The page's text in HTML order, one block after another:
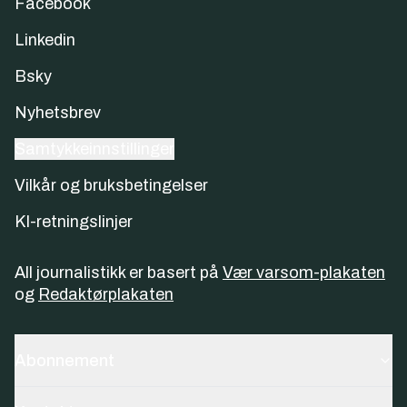
Facebook
Linkedin
Bsky
Nyhetsbrev
Vilkår og bruksbetingelser
KI-retningslinjer
All journalistikk er basert på Vær varsom-plakaten
og Redaktørplakaten